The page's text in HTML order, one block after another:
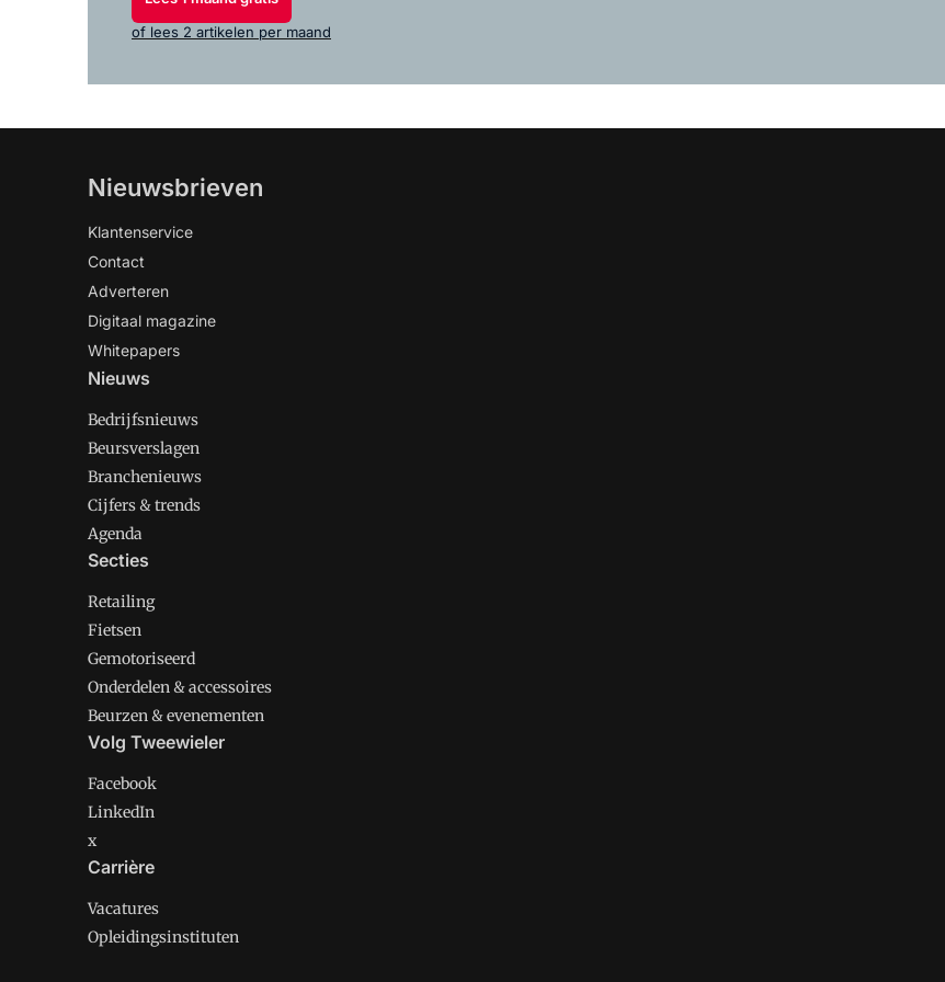
of lees 2 artikelen per maand
Nieuwsbrieven
Klantenservice
Contact
Adverteren
Digitaal magazine
Whitepapers
Nieuws
Bedrijfsnieuws
Beursverslagen
Branchenieuws
Cijfers & trends
Agenda
Secties
Retailing
Fietsen
Gemotoriseerd
Onderdelen & accessoires
Beurzen & evenementen
Volg Tweewieler
Facebook
LinkedIn
x
Carrière
Vacatures
Opleidingsinstituten